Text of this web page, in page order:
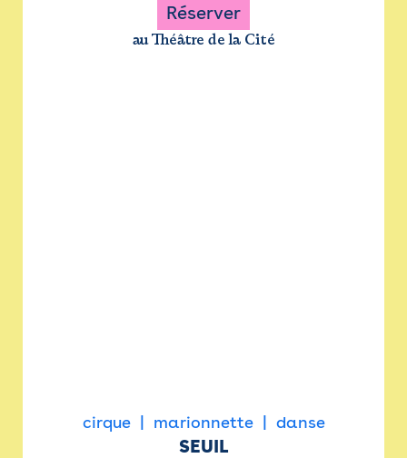
Réserver
au Théâtre de la Cité
cirque marionnette danse
SEUIL